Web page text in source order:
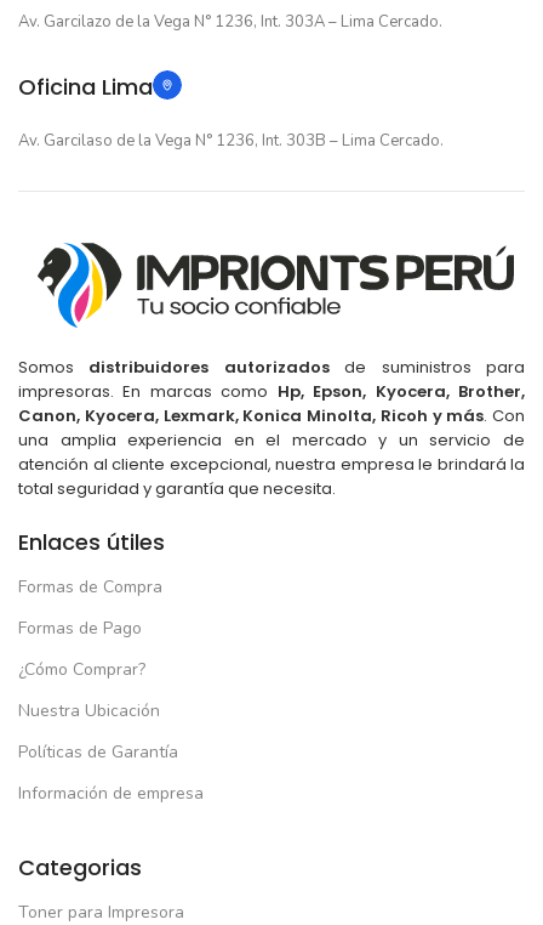
Av. Garcilazo de la Vega N° 1236, Int. 303A – Lima Cercado.
Oficina Lima
Av. Garcilaso de la Vega N° 1236, Int. 303B – Lima Cercado.
Somos distribuidores autorizadosde suministros para
impresoras. En marcas como Hp, Epson, Kyocera, Brother,
Canon, Kyocera, Lexmark, Konica Minolta, Ricoh y más. Con
una amplia experiencia en el mercado y un servicio de
atención al cliente excepcional, nuestra empresa le brindará la
total seguridad y garantía que necesita.
Enlaces útiles
Formas de Compra
Formas de Pago
¿Cómo Comprar?
Nuestra Ubicación
Políticas de Garantía
Información de empresa
Categorias
Toner para Impresora